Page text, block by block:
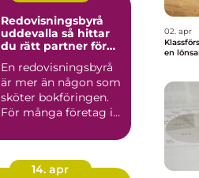
Redovisningsbyrå
uddevalla så hittar
du rätt partner för
En redovisningsbyrå
är mer än någon som
sköter bokföringen.
För många företag i
14. apr
02. apr
Klassförsäljning så
en